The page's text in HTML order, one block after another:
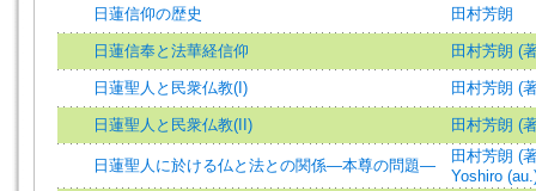
日蓮信仰の歴史 田村芳朗
日蓮信奉と法華経信仰 田村芳朗 (
日蓮聖人と民衆仏教(I) 田村芳朗 (
日蓮聖人と民衆仏教(II) 田村芳朗 (
日蓮聖人に於ける仏と法との関係―本尊の問題―
田村芳朗 (
Yoshiro